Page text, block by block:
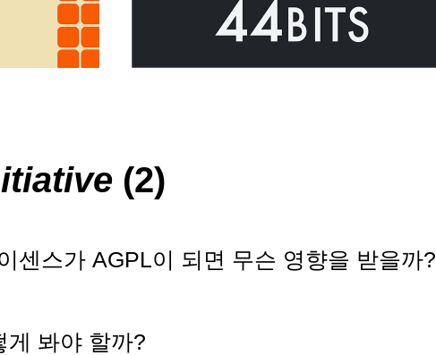
(2)
센스가 AGPL이 되면 무슨 영향을 받을까?
게 봐야 할까?